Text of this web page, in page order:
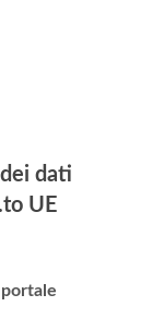
dati
UE